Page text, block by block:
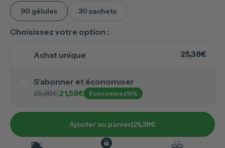
90 gélules 30 sachets
Choisissez votre option :
Achat unique 25,38€
1 mois
25,38€
3 mois
76,14€72,36€
S'abonner et économiser
25,38€21,58€ Économisez15%
Flexibilitétotale
Annulez ou mettez en pause en 1 clic
Ajouter au panier|25,38€